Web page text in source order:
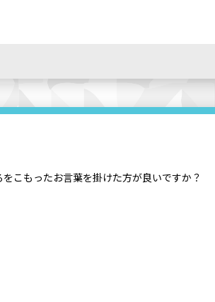
こもったお言葉を掛けた方が良いですか？